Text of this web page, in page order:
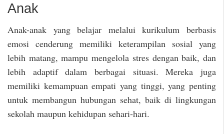
Anak
Anak-anak yang belajar melalui kurikulum berbasis
emosi cenderung memiliki keterampilan sosial yang
lebih matang, mampu mengelola stres dengan baik, dan
lebih adaptif dalam berbagai situasi. Mereka juga
memiliki kemampuan empati yang tinggi, yang penting
untuk membangun hubungan sehat, baik di lingkungan
sekolah maupun kehidupan sehari-hari.